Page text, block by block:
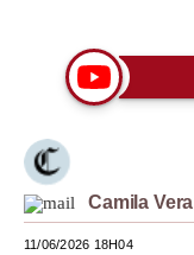
Moda
Mundo
Camila Vera
11/06/2026 18H04